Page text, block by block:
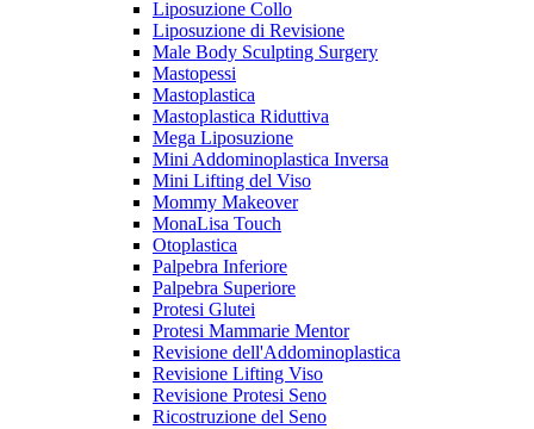
Liposuzione Collo
Liposuzione di Revisione
Male Body Sculpting Surgery
Mastopessi
Mastoplastica
Mastoplastica Riduttiva
Mega Liposuzione
Mini Addominoplastica Inversa
Mini Lifting del Viso
Mommy Makeover
MonaLisa Touch
Otoplastica
Palpebra Inferiore
Palpebra Superiore
Protesi Glutei
Protesi Mammarie Mentor
Revisione dell'Addominoplastica
Revisione Lifting Viso
Revisione Protesi Seno
Ricostruzione del Seno